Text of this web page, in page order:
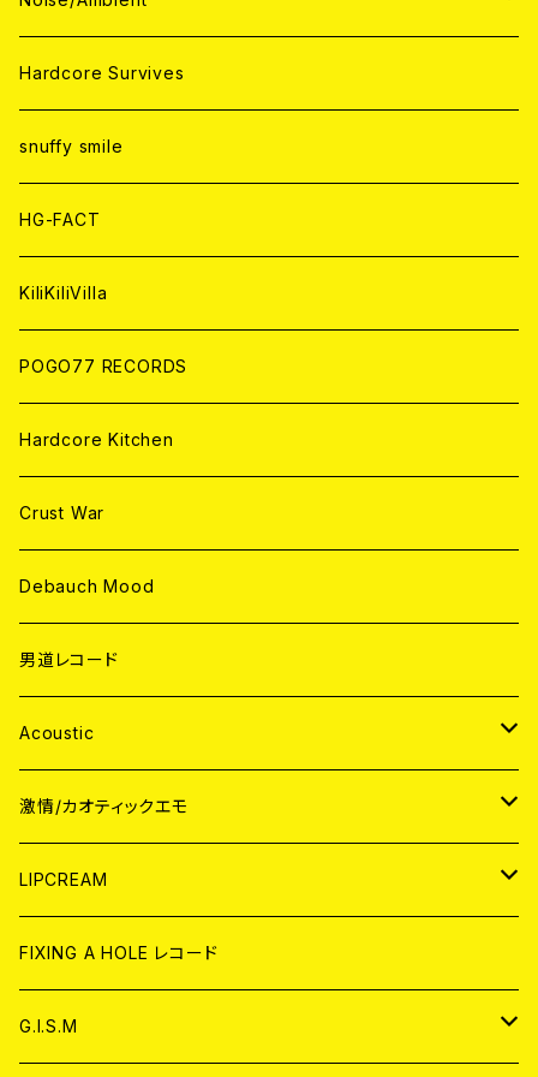
ANALOG
ANALOG
CD
ANALOG
CD
ANALOG
WORLD
CD
ANALOG
JAPAN
CD
ANALOG
WORLD
CD
ANALOG
Hardcore Survives
snuffy smile
HG-FACT
KiliKiliVilla
POGO77 RECORDS
Hardcore Kitchen
Crust War
Debauch Mood
男道レコード
Acoustic
JAPAN
CD
ANALOG
WORLD
CD
ANALOG
激情/カオティックエモ
JAPAN
CD
ANALOG
WORLD
CD
LIPCREAM
CD
アナログ
FIXING A HOLE レコード
G.I.S.M